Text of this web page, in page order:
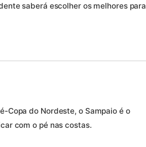
saberá escolher os melhores para
Copa do Nordeste, o Sampaio é o
com o pé nas costas.